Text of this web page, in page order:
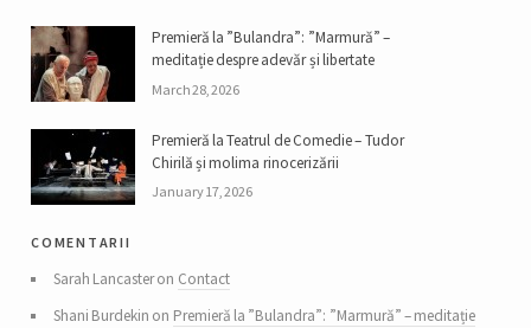
Premieră la ”Bulandra”: ”Marmură” –
meditație despre adevăr și libertate
March 28, 2026
Premieră la Teatrul de Comedie – Tudor
Chirilă și molima rinocerizării
January 17, 2026
comentarii
Sarah Lancaster on Contact
Shani Burdekin on Premieră la ”Bulandra”: ”Marmură” – meditație